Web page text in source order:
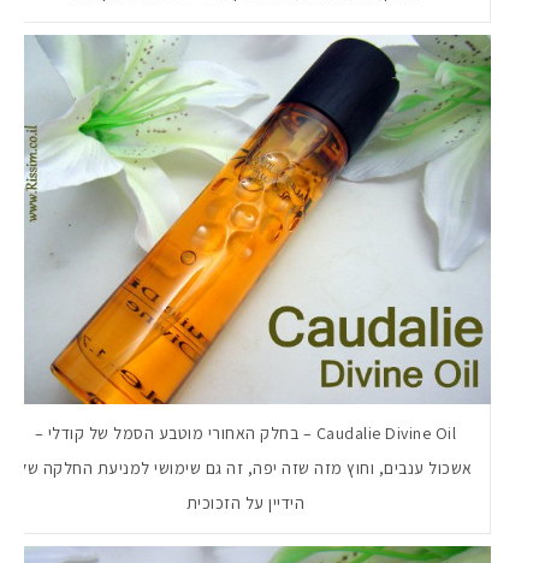
Caudalie Divine Oil – בחלק האחורי מוטבע הסמל של קודלי –
אשכול ענבים, וחוץ מזה שזה יפה, זה גם שימושי למניעת החלקה של
הידיין על הזכוכית